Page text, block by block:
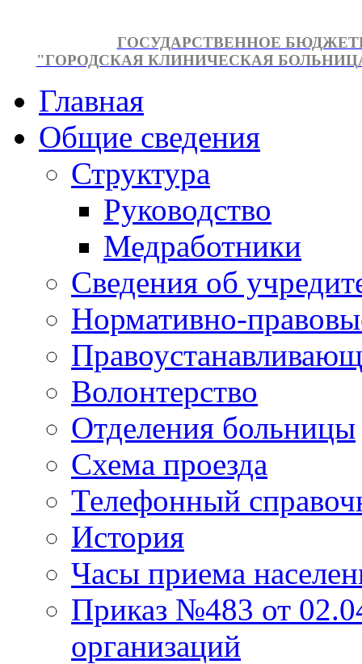
ГОСУДАРСТВЕННОЕ
"ГОРОДСКАЯ КЛИНИЧЕСКАЯ
Главная
Общие сведения
Структура
Руководство
Медработники
Сведения об
Нормативно-
Волонтерство
Отделения больницы
Схема проезда
Телефонный
История
Часы приема
Приказ №483 от
организаций